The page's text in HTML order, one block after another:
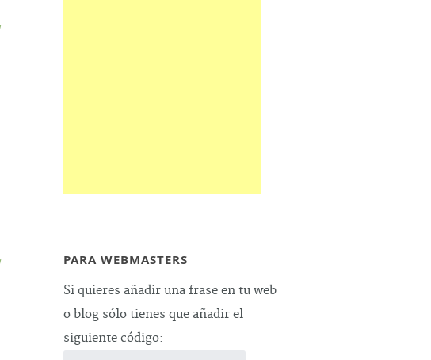
PARA WEBMASTERS
Si quieres añadir una frase en tu web
o blog sólo tienes que añadir el
siguiente código: